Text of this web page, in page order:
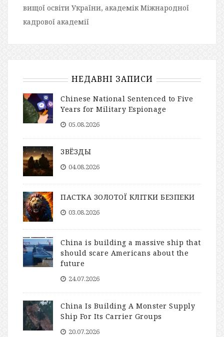
вищої освіти України, академік Міжнародної
кадрової академії
НЕДАВНІ ЗАПИСИ
Chinese National Sentenced to Five
Years for Military Espionage
05.08.2026
ЗВЁЗДЫ
04.08.2026
ПАСТКА ЗОЛОТОЇ КЛІТКИ БЕЗПЕКИ
03.08.2026
China is building a massive ship that
should scare Americans about the
future
24.07.2026
China Is Building A Monster Supply
Ship For Its Carrier Groups
20.07.2026